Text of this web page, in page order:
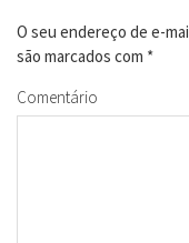
O seu endereço de e-
são marcados com *
Comentário